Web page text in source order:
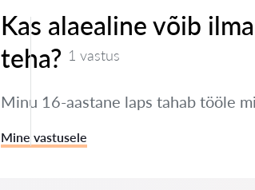
Kas alaealine võib
teha? 1 vastus
Minu 16-aastane laps tahab tööle
Mine vastusele